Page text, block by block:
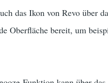
das Ikon von Revo über
Oberfläche bereit, um